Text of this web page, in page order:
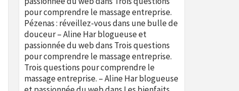
pour comprendre le massage entreprise.
Pézenas : réveillez-vous dans une bulle de
douceur – Aline Har blogueuse et
passionnée du webdans Trois questions
pour comprendre le massage entreprise.
Trois questions pour comprendre le
massage entreprise. – Aline Har blogueuse